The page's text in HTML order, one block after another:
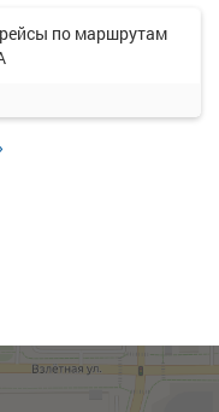
по маршрутам